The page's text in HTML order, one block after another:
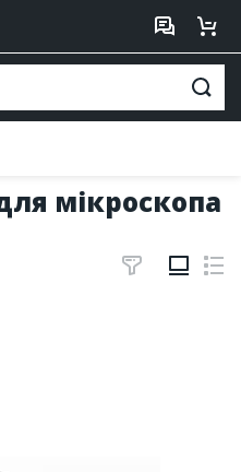
мікроскопа